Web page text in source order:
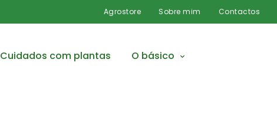
Agrostore Sobre mim Contactos
Cuidados com plantas O básico